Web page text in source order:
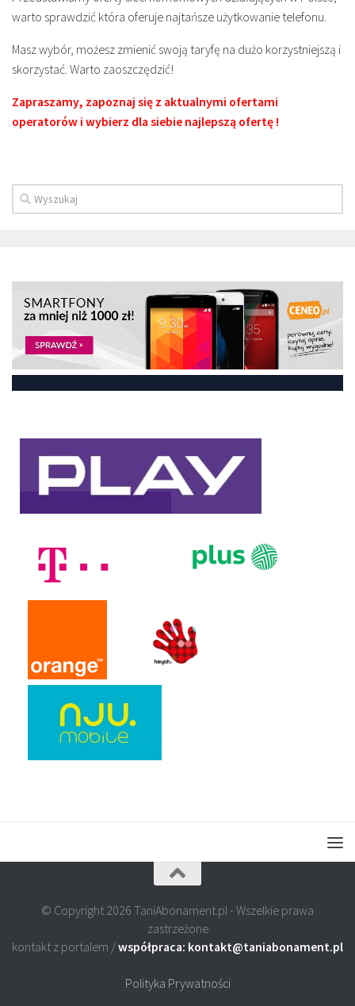
warto sprawdzić która oferuje najtańsze użytkowanie telefonu.
Masz wybór, możesz zmienić swoją taryfę na dużo korzystniejszą i
skorzystać. Warto zaoszczędzić!
Zapraszamy, zapoznaj się z aktualnymi ofertami
operatorów i wybierz dla siebie najlepszą ofertę !
© Copyright 2026 TaniAbonament.pl - Wszelkie prawa
zastrzeżone
kontakt z portalem /współpraca: kontakt@taniabonament.pl
Polityka Prywatności